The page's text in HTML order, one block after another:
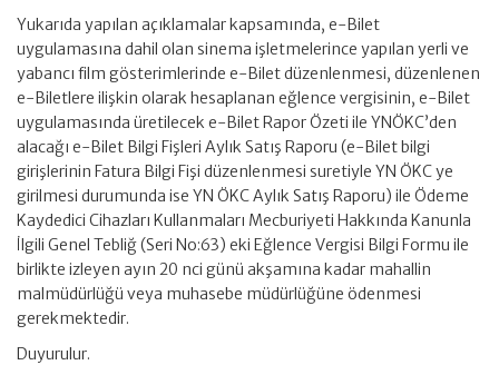
Yukarıda yapılan açıklamalar kapsamında, e-Bilet
uygulamasına dahil olan sinema işletmelerince yapılan yerli ve
yabancı film gösterimlerinde e-Bilet düzenlenmesi, düzenlenen
e-Biletlere ilişkin olarak hesaplanan eğlence vergisinin, e-Bilet
uygulamasında üretilecek e-Bilet Rapor Özeti ile YNÖKC’den
alacağı e-Bilet Bilgi Fişleri Aylık Satış Raporu (e-Bilet bilgi
girişlerinin Fatura Bilgi Fişi düzenlenmesi suretiyle YN ÖKC ye
girilmesi durumunda ise YN ÖKC Aylık Satış Raporu) ile Ödeme
Kaydedici Cihazları Kullanmaları Mecburiyeti Hakkında Kanunla
İlgili Genel Tebliğ (Seri No:63) eki Eğlence Vergisi Bilgi Formu ile
birlikte izleyen ayın 20 nci günü akşamına kadar mahallin
malmüdürlüğü veya muhasebe müdürlüğüne ödenmesi
gerekmektedir.
Duyurulur.